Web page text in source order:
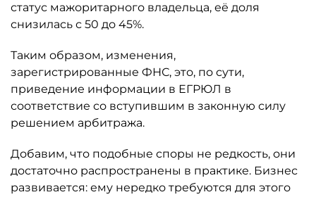
статус мажоритарного владельца, её доля
снизилась с 50 до 45%.
Таким образом, изменения,
зарегистрированные ФНС, это, по сути,
приведение информации в ЕГРЮЛ в
соответствие со вступившим в законную силу
решением арбитража.
Добавим, что подобные споры не редкость, они
достаточно распространены в практике. Бизнес
развивается: ему нередко требуются для этого